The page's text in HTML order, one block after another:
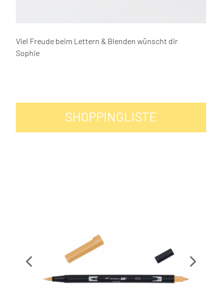
Viel Freude beim Lettern & Blenden wünscht dir
Sophie
SHOPPINGLISTE